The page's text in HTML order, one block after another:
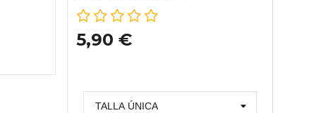
5,90 €